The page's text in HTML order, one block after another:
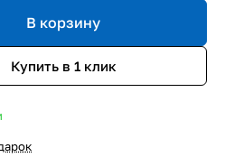
В корзину
Купить в 1 клик